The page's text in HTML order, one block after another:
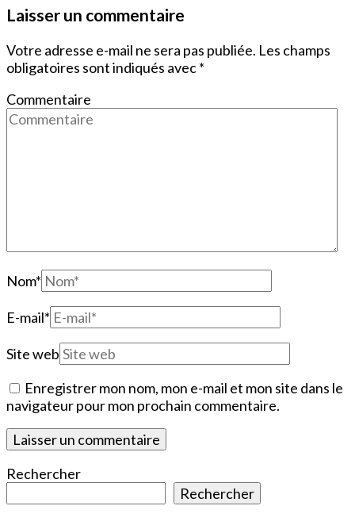
Laisser un commentaire
Votre adresse e-mail ne sera pas publiée. Les champs
obligatoires sont indiqués avec*
Commentaire
Nom*
E-mail*
Site web
Enregistrer mon nom, mon e-mail et mon site dans le
navigateur pour mon prochain commentaire.
Rechercher
Rechercher